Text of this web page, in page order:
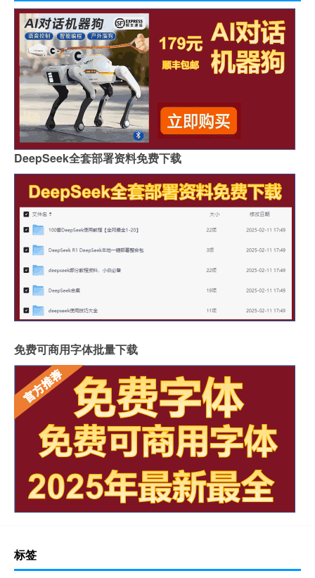
DeepSeek全套部署资料免费下载
免费可商用字体批量下载
标签